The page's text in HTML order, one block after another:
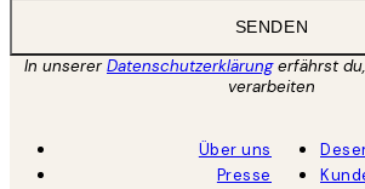
SENDEN
In unsererDatenschutzerklärungerfährst
verarbeiten
Über uns
Presse